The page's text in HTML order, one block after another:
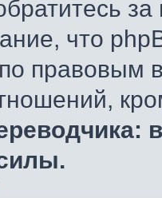
что
правовым